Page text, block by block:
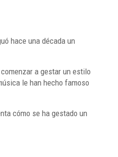
hace una década un
a gestar un estilo
le han hecho famoso
cómo se ha gestado un